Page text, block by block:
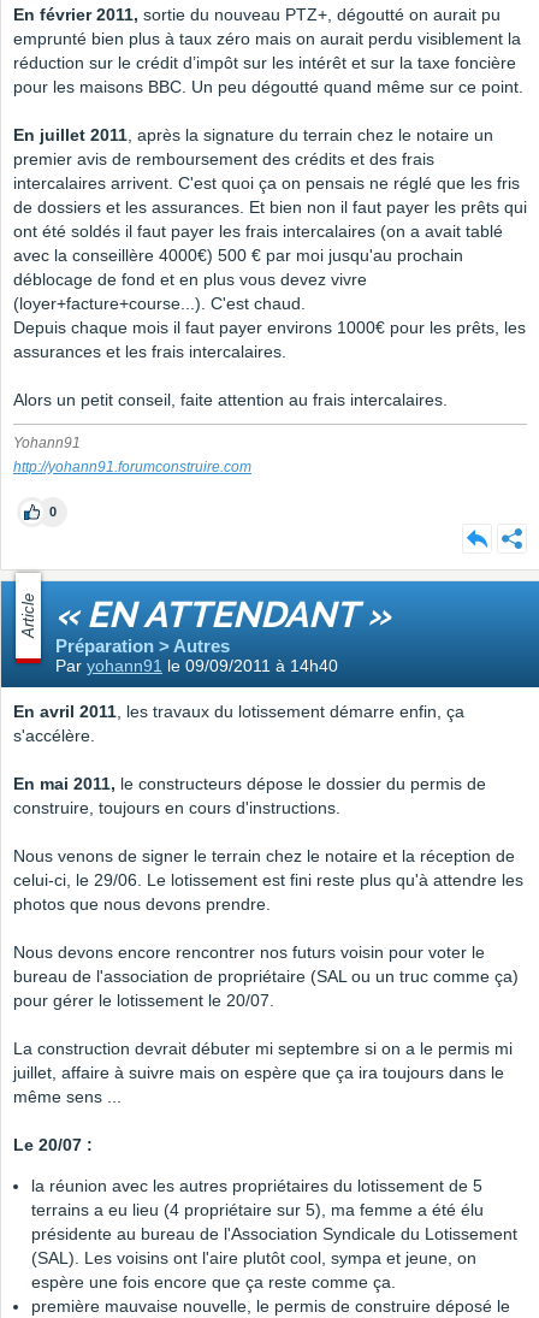
En février 2011, sortie du nouveau PTZ+, dégoutté on aurait pu
emprunté bien plus à taux zéro mais on aurait perdu visiblement la
réduction sur le crédit d’impôt sur les intérêt et sur la taxe foncière
pour les maisons BBC. Un peu dégoutté quand même sur ce point.
En juillet 2011, après la signature du terrain chez le notaire un
premier avis de remboursement des crédits et des frais
intercalaires arrivent. C'est quoi ça on pensais ne réglé que les fris
de dossiers et les assurances. Et bien non il faut payer les prêts qui
ont été soldés il faut payer les frais intercalaires (on a avait tablé
avec la conseillère 4000€) 500 € par moi jusqu'au prochain
déblocage de fond et en plus vous devez vivre
(loyer+facture+course...). C'est chaud.
Depuis chaque mois il faut payer environs 1000€ pour les prêts, les
assurances et les frais intercalaires.
Alors un petit conseil, faite attention au frais intercalaires.
Yohann91
http://yohann91.forumconstruire.com
0
Article « EN ATTENDANT »
Préparation > Autres
Par yohann91 le 09/09/2011 à 14h40
En avril 2011, les travaux du lotissement démarre enfin, ça
s'accélère.
En mai 2011, le constructeurs dépose le dossier du permis de
construire, toujours en cours d'instructions.
Nous venons de signer le terrain chez le notaire et la réception de
celui-ci, le 29/06. Le lotissement est fini reste plus qu'à attendre les
photos que nous devons prendre.
Nous devons encore rencontrer nos futurs voisin pour voter le
bureau de l'association de propriétaire (SAL ou un truc comme ça)
pour gérer le lotissement le 20/07.
La construction devrait débuter mi septembre si on a le permis mi
juillet, affaire à suivre mais on espère que ça ira toujours dans le
même sens ...
Le 20/07 :
la réunion avec les autres propriétaires du lotissement de 5
terrains a eu lieu (4 propriétaire sur 5), ma femme a été élu
présidente au bureau de l'Association Syndicale du Lotissement
(SAL). Les voisins ont l'aire plutôt cool, sympa et jeune, on
espère une fois encore que ça reste comme ça.
première mauvaise nouvelle, le permis de construire déposé le